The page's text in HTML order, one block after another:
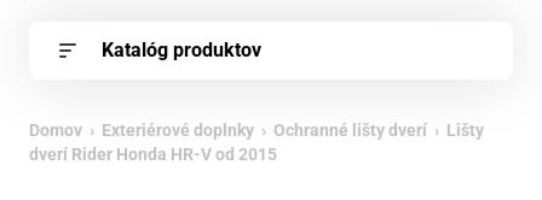
Katalóg produktov
Domov › Exteriérové doplnky › Ochranné lišty dverí › Lišty
dverí Rider Honda HR-V od 2015